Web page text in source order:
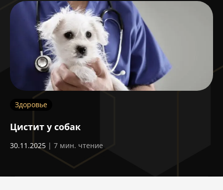
Здоровье
Цистит у собак
30.11.2025 | 7 мин. чтение